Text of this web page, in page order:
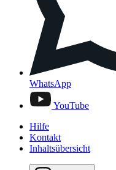
WhatsApp
YouTube
Hilfe
Kontakt
Inhaltsübersicht